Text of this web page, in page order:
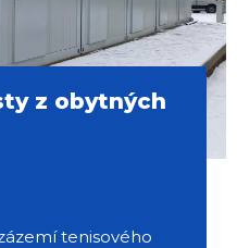
z obytných
tenisového